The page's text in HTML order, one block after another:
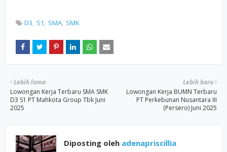
D3 S1 SMA SMK
Lebih baru
Lowongan Kerja BUMN Terbaru
PT Perkebunan Nusantara III
(Persero) Juni 2025
Lebih lama
Lowongan Kerja Terbaru SMA SMK
D3 S1 PT Mahkota Group Tbk Juni
2025
Diposting oleh adenapriscillia